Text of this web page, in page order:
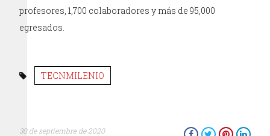
profesores, 1,700 colaboradores y más de 95,000
egresados.
TECNMILENIO
30 de septiembre de 2020